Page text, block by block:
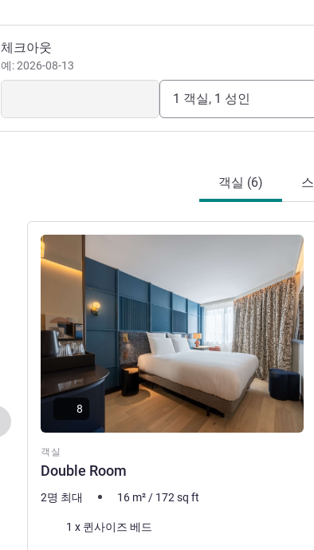
체크아웃
예: 2026-08-13
1 객실, 1 성인
객실 (6)
이전 - 객실
객실
Double Room
세부 정보 보기
8
2명 최대 16 m² / 172 sq ft
1 x 퀸사이즈 베드